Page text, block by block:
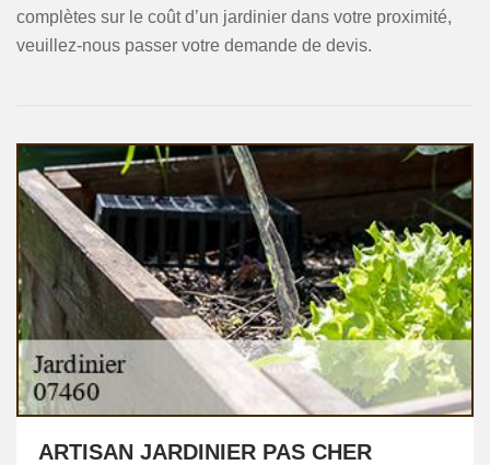
complètes sur le coût d’un jardinier dans votre proximité,
veuillez-nous passer votre demande de devis.
ARTISAN JARDINIER PAS CHER